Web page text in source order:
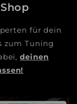
für dein
zum Tuning
deinen